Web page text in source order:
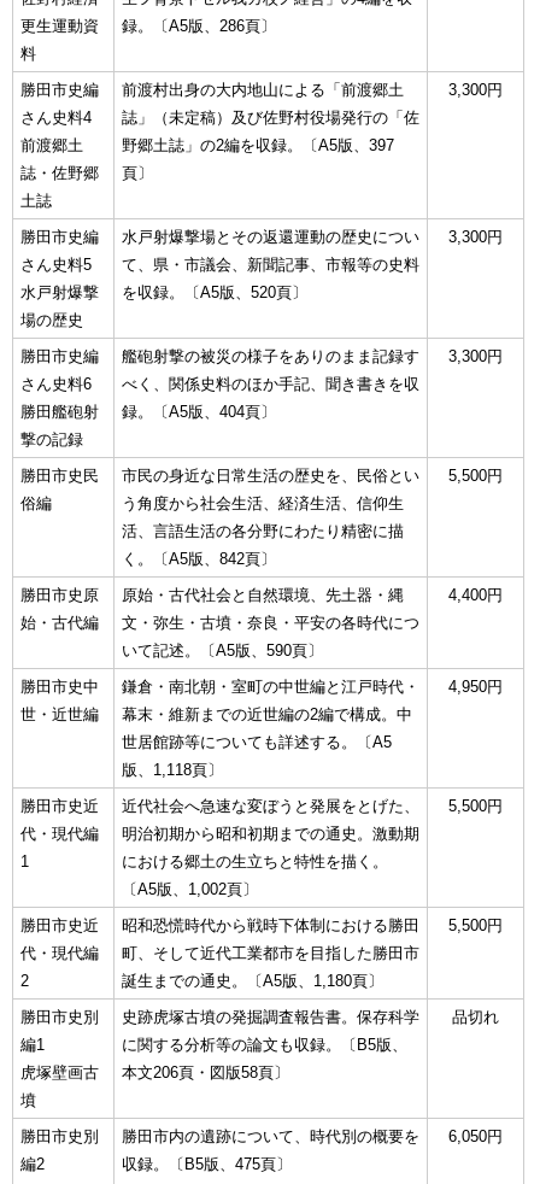
更生運動資
料
録。〔A5版、286頁〕
勝田市史編
さん史料4
前渡郷土
誌・佐野郷
土誌
前渡村出身の大内地山による「前渡郷土
誌」（未定稿）及び佐野村役場発行の「佐
野郷土誌」の2編を収録。〔A5版、397
頁〕
3,300円
勝田市史編
さん史料5
水戸射爆撃
場の歴史
水戸射爆撃場とその返還運動の歴史につい
て、県・市議会、新聞記事、市報等の史料
を収録。〔A5版、520頁〕
3,300円
勝田市史編
さん史料6
勝田艦砲射
撃の記録
艦砲射撃の被災の様子をありのまま記録す
べく、関係史料のほか手記、聞き書きを収
録。〔A5版、404頁〕
3,300円
勝田市史民
俗編
市民の身近な日常生活の歴史を、民俗とい
う角度から社会生活、経済生活、信仰生
活、言語生活の各分野にわたり精密に描
く。〔A5版、842頁〕
5,500円
勝田市史原
始・古代編
原始・古代社会と自然環境、先土器・縄
文・弥生・古墳・奈良・平安の各時代につ
いて記述。〔A5版、590頁〕
4,400円
勝田市史中
世・近世編
鎌倉・南北朝・室町の中世編と江戸時代・
幕末・維新までの近世編の2編で構成。中
世居館跡等についても詳述する。〔A5
版、1,118頁〕
4,950円
勝田市史近
代・現代編
1
近代社会へ急速な変ぼうと発展をとげた、
明治初期から昭和初期までの通史。激動期
における郷土の生立ちと特性を描く。
〔A5版、1,002頁〕
5,500円
勝田市史近
代・現代編
2
昭和恐慌時代から戦時下体制における勝田
町、そして近代工業都市を目指した勝田市
誕生までの通史。〔A5版、1,180頁〕
5,500円
勝田市史別
編1
虎塚壁画古
墳
史跡虎塚古墳の発掘調査報告書。保存科学
に関する分析等の論文も収録。〔B5版、
本文206頁・図版58頁〕
品切れ
勝田市史別
編2
勝田市内の遺跡について、時代別の概要を
収録。〔B5版、475頁〕
6,050円